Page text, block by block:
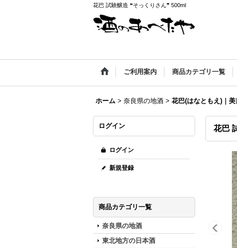
花巴 試験醸造 ❝そっくりさん❞ 500ml
ご利用案内 商品カテゴリ一覧
ホーム > 奈良県の地酒 > 花巴(はなともえ)｜
ログイン
ログイン
新規登録
商品カテゴリ一覧
奈良県の地酒
東北地方の日本酒
花巴